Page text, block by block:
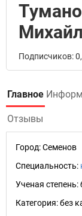
Подписчиков:
Главное
Отзывы
Город:Семенов
Специальность:
Ученая степень:
Категория:без